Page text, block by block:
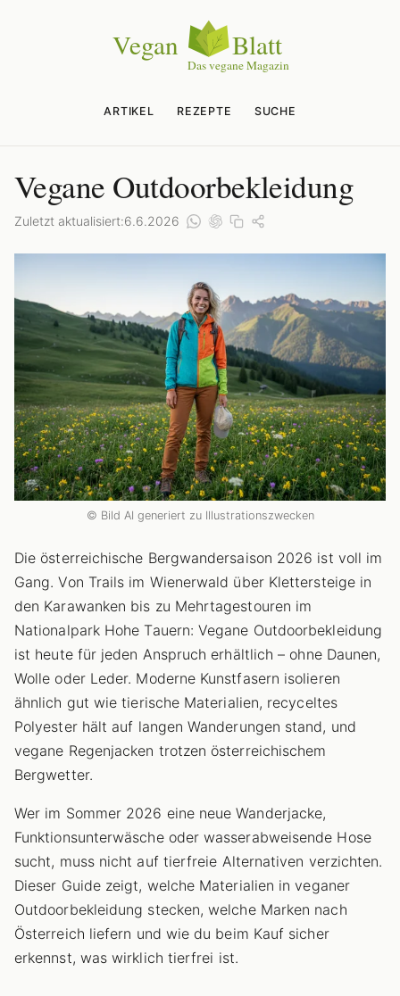
ARTIKEL REZEPTE SUCHE
Vegane Outdoorbekleidung
Zuletzt aktualisiert:6.6.2026
© Bild AI generiert zu Illustrationszwecken
Die österreichische Bergwandersaison 2026 ist voll im
Gang. Von Trails im Wienerwald über Klettersteige in
den Karawanken bis zu Mehrtagestouren im
Nationalpark Hohe Tauern: Vegane Outdoorbekleidung
ist heute für jeden Anspruch erhältlich – ohne Daunen,
Wolle oder Leder. Moderne Kunstfasern isolieren
ähnlich gut wie tierische Materialien, recyceltes
Polyester hält auf langen Wanderungen stand, und
vegane Regenjacken trotzen österreichischem
Bergwetter.
Wer im Sommer 2026 eine neue Wanderjacke,
Funktionsunterwäsche oder wasserabweisende Hose
sucht, muss nicht auf tierfreie Alternativen verzichten.
Dieser Guide zeigt, welche Materialien in veganer
Outdoorbekleidung stecken, welche Marken nach
Österreich liefern und wie du beim Kauf sicher
erkennst, was wirklich tierfrei ist.